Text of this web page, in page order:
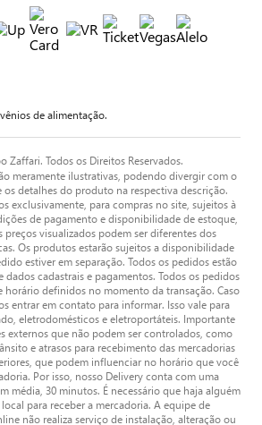
de alimentação.
Zaffari. Todos os Direitos Reservados.
meramente ilustrativas, podendo divergir com o
detalhes do produto na respectiva descrição.
exclusivamente, para compras no site, sujeitos à
de pagamento e disponibilidade de estoque,
preços visualizados podem ser diferentes dos
Os produtos estarão sujeitos a disponibilidade
estiver em separação. Todos os pedidos estão
cadastrais e pagamentos. Todos os pedidos
horário definidos no momento da transação. Caso
entrar em contato para informar. Isso vale para
eletrodomésticos e eletroportáteis. Importante
externos que não podem ser controlados, como
e atrasos para recebimento das mercadorias
que podem influenciar no horário que você
Por isso, nosso Delivery conta com uma
média, 30 minutos. É necessário que haja alguém
para receber a mercadoria. A equipe de
não realiza serviço de instalação, alteração ou